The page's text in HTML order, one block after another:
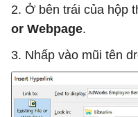
2. Ở bên trái của hộp
or Webpage.
3. Nhấp vào mũi tên